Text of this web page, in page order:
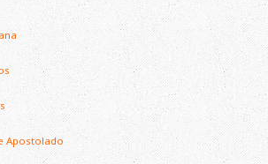
Apostolado